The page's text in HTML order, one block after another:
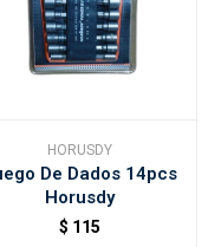
HORUSDY
De Dados 14pcs
Horusdy
$ 115